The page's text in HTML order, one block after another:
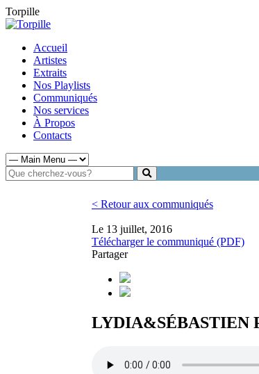
Torpille
Accueil
Artistes
Extraits
Nos Playlists
Communiqués
Nos services
À Propos
Contacts
< Retour aux communiqués
Le 13 juillet, 2016
Télécharger le communiqué (PDF)
Partager
LYDIA&SÉBASTIEN